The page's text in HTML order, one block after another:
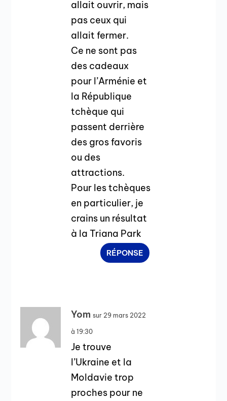
allait ouvrir, mais
pas ceux qui
allait fermer.
Ce ne sont pas
des cadeaux
pour l’Arménie et
la République
tchèque qui
passent derrière
des gros favoris
ou des
attractions.
Pour les tchèques
en particulier, je
crains un résultat
à la Triana Park
RÉPONSE
Yom sur 29 mars 2022
à 19:30
Je trouve
l’Ukraine et la
Moldavie trop
proches pour ne